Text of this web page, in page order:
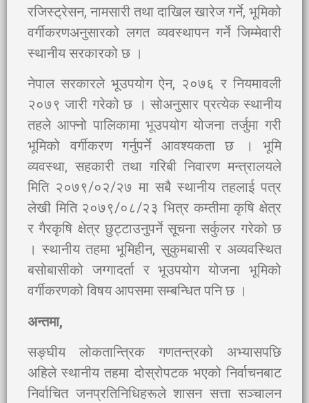
रजिस्ट्रेसन, नामसारी तथा दाखिल खारेज गर्ने, भूमिको
वर्गीकरणअनुसारको लगत व्यवस्थापन गर्ने जिम्मेवारी
स्थानीय सरकारको छ ।
नेपाल सरकारले भूउपयोग ऐन, २०७६ र नियमावली
२०७९ जारी गरेको छ । सोअनुसार प्रत्येक स्थानीय
तहले आफ्नो पालिकामा भूउपयोग योजना तर्जुमा गरी
भूमिको वर्गीकरण गर्नुपर्ने आवश्यकता छ । भूमि
व्यवस्था, सहकारी तथा गरिबी निवारण मन्त्रालयले
मिति २०७९/०२/२७ मा सबै स्थानीय तहलाई पत्र
लेखी मिति २०७९/०८/२३ भित्र कम्तीमा कृषि क्षेत्र
र गैरकृषि क्षेत्र छुट्टाउनुपर्ने सूचना सर्कुलर गरेको छ
। स्थानीय तहमा भूमिहीन, सुकुमबासी र अव्यवस्थित
बसोबासीको जग्गादर्ता र भूउपयोग योजना भूमिको
वर्गीकरणको विषय आपसमा सम्बन्धित पनि छ ।
अन्तमा,
सङ्घीय लोकतान्त्रिक गणतन्त्रको अभ्यासपछि
अहिले स्थानीय तहमा दोस्रोपटक भएको निर्वाचनबाट
निर्वाचित जनप्रतिनिधिहरूले शासन सत्ता सञ्चालन